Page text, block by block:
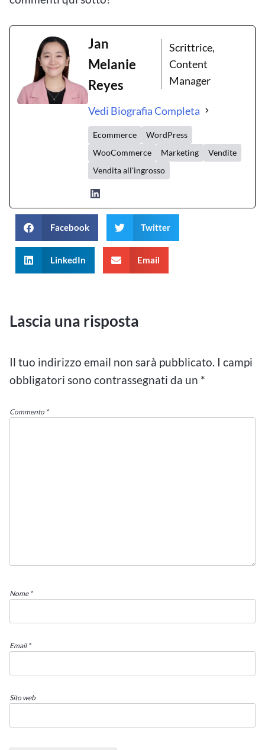
Jan
Melanie
Reyes
Scrittrice,
Content
Manager
Vedi Biografia Completa
Ecommerce
WordPress
WooCommerce
Marketing
Vendite
Vendita all'ingrosso
Facebook Twitter
LinkedIn Email
Lascia una risposta
Il tuo indirizzo email non sarà pubblicato. I campi
obbligatori sono contrassegnati da un *
Commento *
Nome *
Email*
Sito web